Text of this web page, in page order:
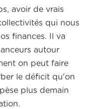
avoir de vrais
qui nous
finances. Il va
autour
on peut faire
le déficit qu'on
plus demain